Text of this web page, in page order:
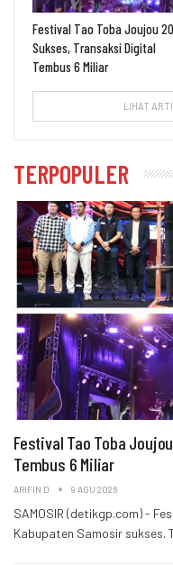
Festival Tao Toba Joujou
Sukses, Transaksi Digital
Tembus 6 Miliar
LIHAT
TERPOPULER
Festival Tao Toba
Tembus 6 Miliar
ARIFIN D 9 AGU 2026
SAMOSIR (detikgp.com) -
Kabupaten Samosir